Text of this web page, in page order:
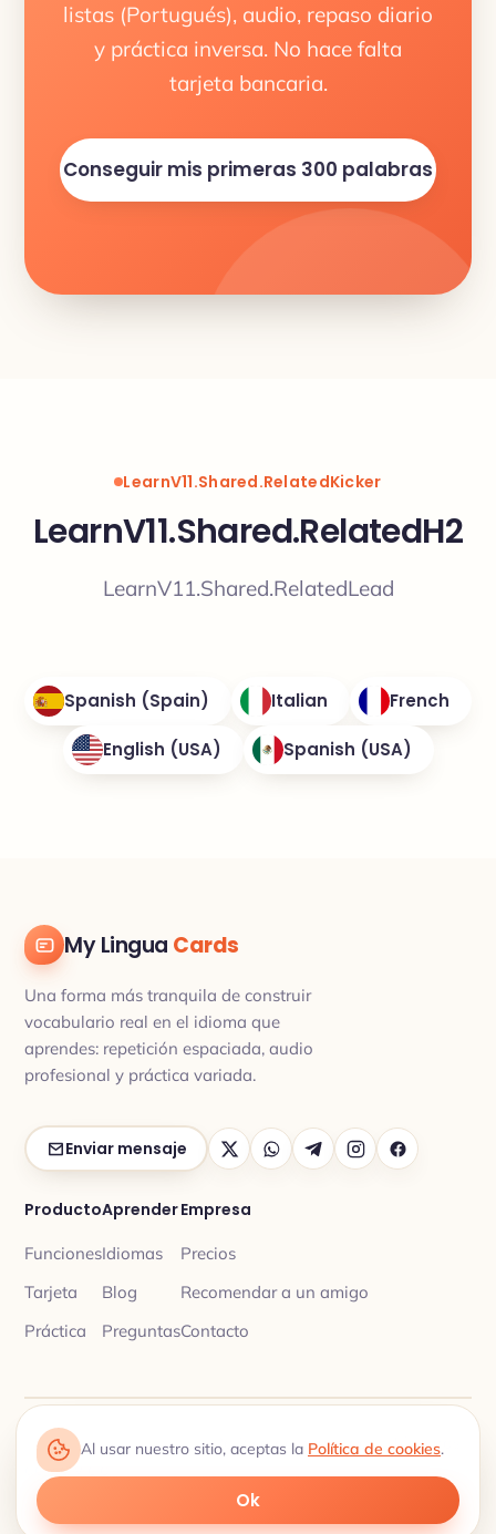
listas (Portugués), audio, repaso diario
y práctica inversa. No hace falta
tarjeta bancaria.
Conseguir mis primeras 300 palabras
LearnV11.Shared.RelatedKicker
LearnV11.Shared.RelatedH2
LearnV11.Shared.RelatedLead
Spanish (Spain) Italian French
English (USA) Spanish (USA)
My Lingua Cards
Una forma más tranquila de construir
vocabulario real en el idioma que
aprendes: repetición espaciada, audio
profesional y práctica variada.
Enviar mensaje
Producto
Funciones
Tarjeta
Práctica
Aprender
Idiomas
Blog
Preguntas
Empresa
Precios
Recomendar a un amigo
Contacto
© 2026 My Lingua Cards ·Política de privacidad·Términos
del servicio
Vocabulario con repetición espaciada · 18 idiomas
Al usar nuestro sitio, aceptas la Política de cookies.
Ok